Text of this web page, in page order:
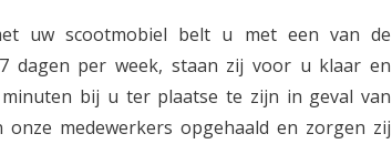
uw scootmobiel belt u met een van de
dagen per week, staan zij voor u klaar en
bij u ter plaatse te zijn in geval van
medewerkers opgehaald en zorgen zij